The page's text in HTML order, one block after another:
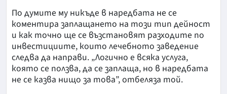
По думите му никъде в наредбата не се
коментира заплащането на този тип дейност
и как точно ще се възстановят разходите по
инвестициите, които лечебното заведение
следва да направи. „Логично е всяка услуга,
която се ползва, да се заплаща, но в наредбата
не се казва нищо за това”, отбеляза той.